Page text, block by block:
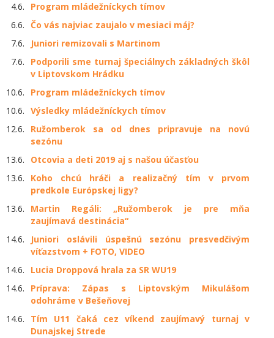
4.6.
Program mládežníckych tímov
6.6. Čo vás najviac zaujalo v mesiaci máj?
7.6.
Juniori remizovali s Martinom
7.6.
Podporili sme turnaj špeciálnych základných škôl
v Liptovskom Hrádku
10.6.
Program mládežníckych tímov
10.6. Výsledky mládežníckych tímov
12.6.
Ružomberok sa od dnes pripravuje na novú
sezónu
13.6.
Otcovia a deti 2019 aj s našou účasťou
13.6.
Koho chcú hráči a realizačný tím v prvom
predkole Európskej ligy?
13.6.
Martin Regáli: „Ružomberok je pre mňa
zaujímavá destinácia“
14.6.
Juniori oslávili úspešnú sezónu presvedčivým
víťazstvom + FOTO, VIDEO
14.6.
Lucia Droppová hrala za SR WU19
14.6.
Príprava: Zápas s Liptovským Mikulášom
odohráme v Bešeňovej
14.6.
Tím U11 čaká cez víkend zaujímavý turnaj v
Dunajskej Strede